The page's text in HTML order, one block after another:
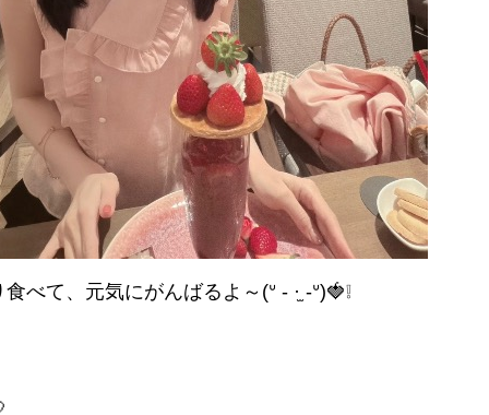
べて、元気にがんばるよ～(ᐡ - ·̫ -ᐡ)🍓❕